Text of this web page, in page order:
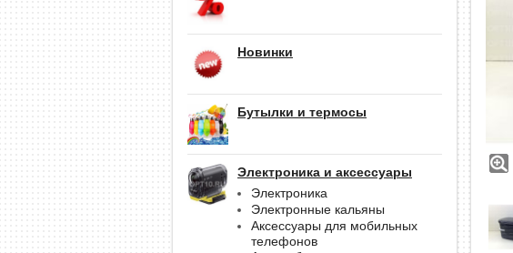
Новинки
Бутылки и термосы
Электроника и аксессуары
Электроника
Электронные кальяны
Аксессуары для мобильных
телефонов